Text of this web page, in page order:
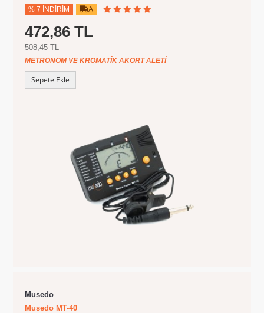
% 7 İNDIRIM A
472,86 TL
508,45 TL
METRONOM VE KROMATIK AKORT ALETI
Sepete Ekle
Musedo
Musedo MT-40